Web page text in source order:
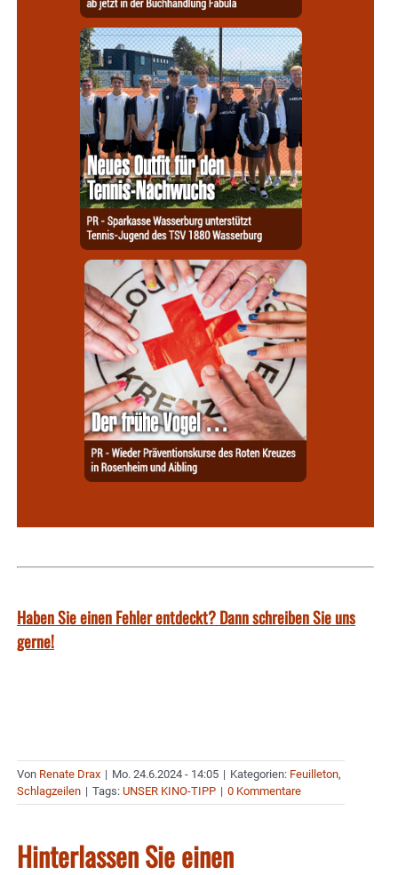
Haben Sie einen Fehler entdeckt? Dann schreiben Sie uns
gerne!
Von Renate Drax | Mo. 24.6.2024 - 14:05 | Kategorien: Feuilleton,
Schlagzeilen | Tags: UNSER KINO-TIPP | 0 Kommentare
Hinterlassen Sie einen